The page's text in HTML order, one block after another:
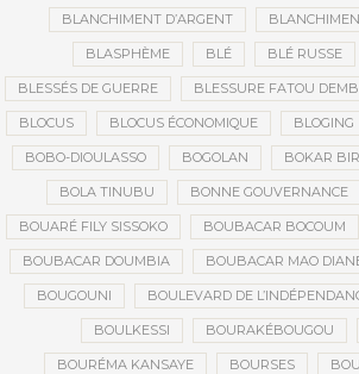
BLANCHIMENT D’ARGENT
BLASPHÈME BLÉ BLÉ RUSSE
BLESSÉS DE GUERRE BLESSURE FATOU
BLOCUS BLOCUS ÉCONOMIQUE BLOGING
BOBO-DIOULASSO BOGOLAN BOKAR
BOLA TINUBU BONNE GOUVERNANCE
BOUARÉ FILY SISSOKO BOUBACAR BOCOUM
BOUBACAR DOUMBIA BOUBACAR MAO
BOUGOUNI BOULEVARD DE
BOULKESSI BOURAKÉBOUGOU
BOURÉMA KANSAYE BOURSES